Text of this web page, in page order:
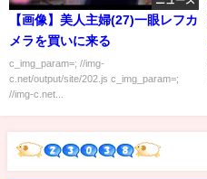
【画像】美人主婦(27)一眼レフカ
メラを買いに来る
c_img_param=; //img-
c.net/output/site/202.js c_img_param=;
//img-c.net...